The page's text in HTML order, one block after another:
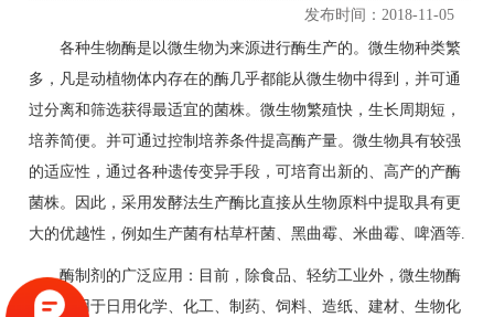
发布时间：2018-11-05
各种生物酶是以微生物为来源进行酶生产的。微生物种类繁
多，凡是动植物体内存在的酶几乎都能从微生物中得到，并可通
过分离和筛选获得最适宜的菌株。微生物繁殖快，生长周期短，
培养简便。并可通过控制培养条件提高酶产量。微生物具有较强
的适应性，通过各种遗传变异手段，可培育出新的、高产的产酶
菌株。因此，采用发酵法生产酶比直接从生物原料中提取具有更
大的优越性，例如生产菌有枯草杆菌、黑曲霉、米曲霉、啤酒等.
酶制剂的广泛应用：目前，除食品、轻纺工业外，微生物酶
制剂还用于日用化学、化工、制药、饲料、造纸、建材、生物化